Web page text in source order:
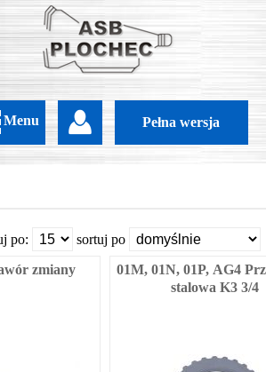
Menu Pełna wersja
po:
sortuj po
zmiany
01M, 01N, 01P, AG4
stalowa K3 3/4